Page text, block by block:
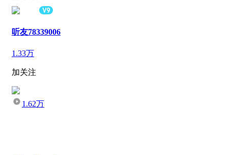
听友78339006
1.33万
加关注
1.62万